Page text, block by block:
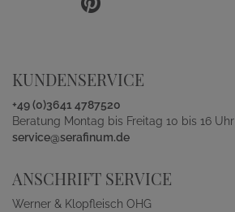
KUNDENSERVICE
+49 (0)3641 4787520
Beratung Montag bis Freitag 10 bis 16 Uhr
service@serafinum.de
ANSCHRIFT SERVICE
Werner & Klopfleisch OHG